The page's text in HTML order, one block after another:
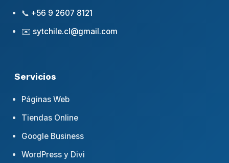
📞 +56 9 2607 8121
✉️ sytchile.cl@gmail.com
Servicios
Páginas Web
Tiendas Online
Google Business
WordPress y Divi